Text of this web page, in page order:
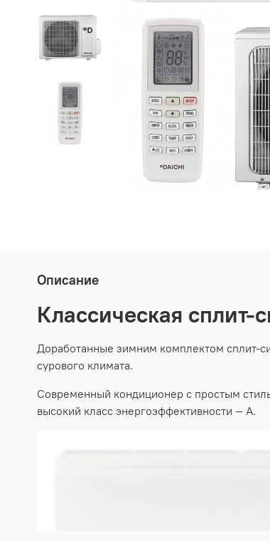
Описание
Классическая
Доработанные зимним комплектом сплит-
сурового климата.
Современный кондиционер с простым
высокий класс энергоэффективности — А.